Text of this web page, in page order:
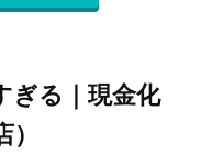
ぎる｜現金化